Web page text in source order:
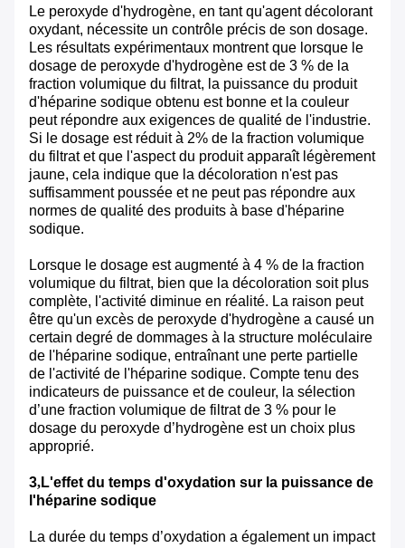
Le peroxyde d'hydrogène, en tant qu'agent décolorant
oxydant, nécessite un contrôle précis de son dosage.
Les résultats expérimentaux montrent que lorsque le
dosage de peroxyde d'hydrogène est de 3 % de la
fraction volumique du filtrat, la puissance du produit
d'héparine sodique obtenu est bonne et la couleur
peut répondre aux exigences de qualité de l'industrie.
Si le dosage est réduit à 2% de la fraction volumique
du filtrat et que l'aspect du produit apparaît légèrement
jaune, cela indique que la décoloration n'est pas
suffisamment poussée et ne peut pas répondre aux
normes de qualité des produits à base d'héparine
sodique.
Lorsque le dosage est augmenté à 4 % de la fraction
volumique du filtrat, bien que la décoloration soit plus
complète, l'activité diminue en réalité. La raison peut
être qu'un excès de peroxyde d'hydrogène a causé un
certain degré de dommages à la structure moléculaire
de l'héparine sodique, entraînant une perte partielle
de l'activité de l'héparine sodique. Compte tenu des
indicateurs de puissance et de couleur, la sélection
d’une fraction volumique de filtrat de 3 % pour le
dosage du peroxyde d’hydrogène est un choix plus
approprié.
3,L'effet du temps d'oxydation sur la puissance de
l'héparine sodique
La durée du temps d’oxydation a également un impact